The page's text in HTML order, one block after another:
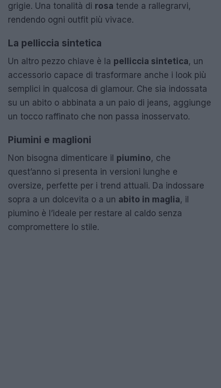
grigie. Una tonalità di rosa tende a rallegrarvi,
rendendo ogni outfit più vivace.
La pelliccia sintetica
Un altro pezzo chiave è la pelliccia sintetica, un
accessorio capace di trasformare anche i look più
semplici in qualcosa di glamour. Che sia indossata
su un abito o abbinata a un paio di jeans, aggiunge
un tocco raffinato che non passa inosservato.
Piumini e maglioni
Non bisogna dimenticare il piumino, che
quest’anno si presenta in versioni lunghe e
oversize, perfette per i trend attuali. Da indossare
sopra a un dolcevita o a un abito in maglia, il
piumino è l’ideale per restare al caldo senza
compromettere lo stile.